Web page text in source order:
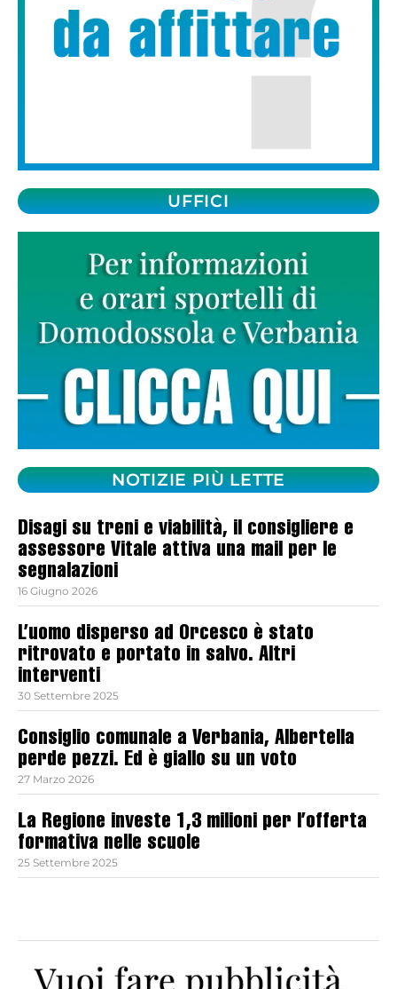
UFFICI
NOTIZIE PIÙ LETTE
Disagi su treni e viabilità, il consigliere e
assessore Vitale attiva una mail per le
segnalazioni
16 Giugno 2026
L’uomo disperso ad Orcesco è stato
ritrovato e portato in salvo. Altri
interventi
30 Settembre 2025
Consiglio comunale a Verbania, Albertella
perde pezzi. Ed è giallo su un voto
27 Marzo 2026
La Regione investe 1,3 milioni per l’offerta
formativa nelle scuole
25 Settembre 2025